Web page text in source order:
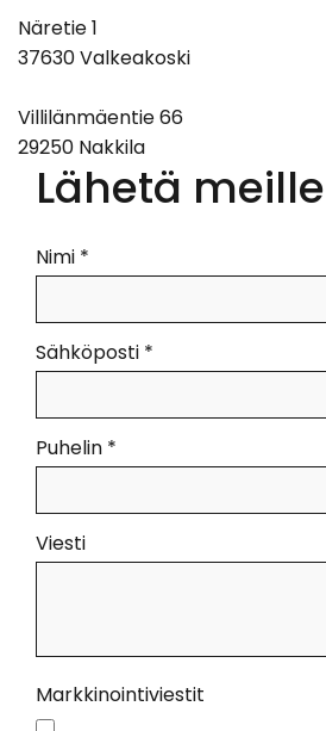
Näretie 1
37630 Valkeakoski
Villilänmäentie 66
29250 Nakkila
Lähetä
Nimi *
Sähköposti *
Puhelin *
Viesti
Markkinointiviestit